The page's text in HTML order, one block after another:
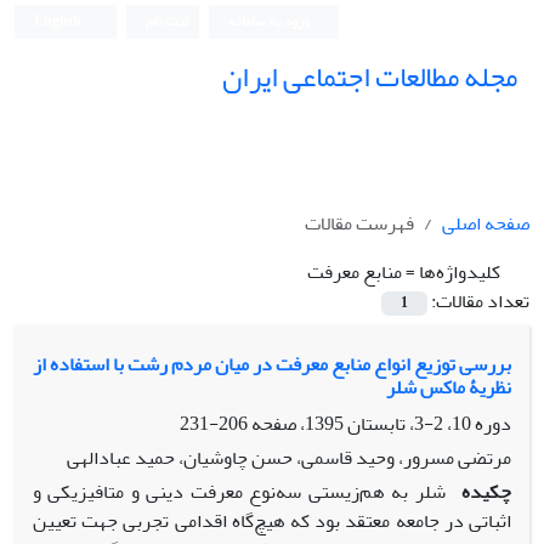
مجله مطالعات اجتماعی ایران
صفحه اصلی
فهرست مقالات
کلیدواژه‌ها =منابع معرفت
تعداد مقالات:
1
بررسی توزیع انواع منابع معرفت در میان مردم رشت با استفاده از
نظریۀ ماکس شلر
دوره 10، 2-3، تابستان 1395، صفحه
206-231
مرتضی مسرور، وحید قاسمی، حسن چاوشیان، حمید عبادالهی
چکیده شلر به هم‌زیستی سه‌نوع معرفت دینی و متافیزیکی و
اثباتی در جامعه معتقد بود که هیچ‌گاه اقدامی تجربی جهت تعیین